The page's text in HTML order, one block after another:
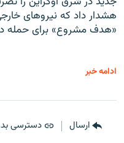
هشدار داد که نیروهای
«هدف مشروع» برای حمله
ادامه خبر
ارسال دسترسی